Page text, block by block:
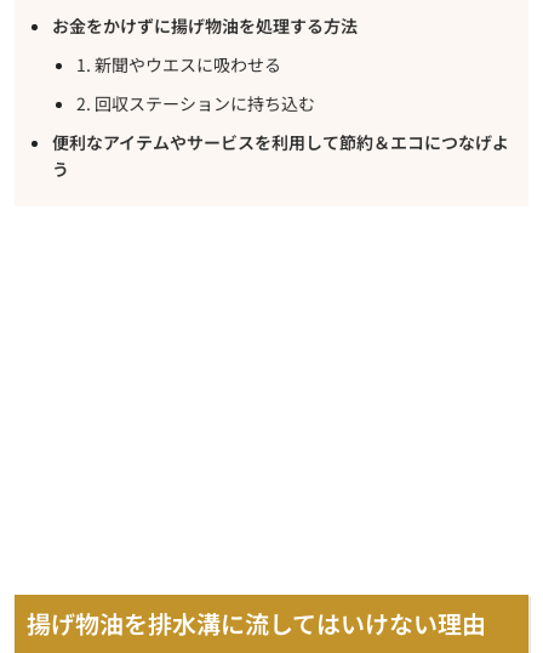
お金をかけずに揚げ物油を処理する方法
1. 新聞やウエスに吸わせる
2. 回収ステーションに持ち込む
便利なアイテムやサービスを利用して節約＆エコにつなげよ
う
揚げ物油を排水溝に流してはいけない理由